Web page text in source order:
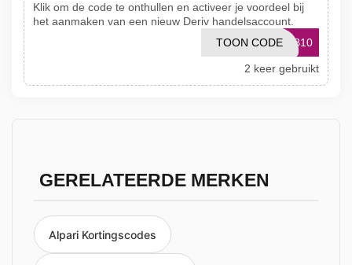
Klik om de code te onthullen en activeer je voordeel bij
het aanmaken van een nieuw Deriv handelsaccount.
FB10
TOON CODE
2 keer gebruikt
GERELATEERDE MERKEN
Alpari Kortingscodes